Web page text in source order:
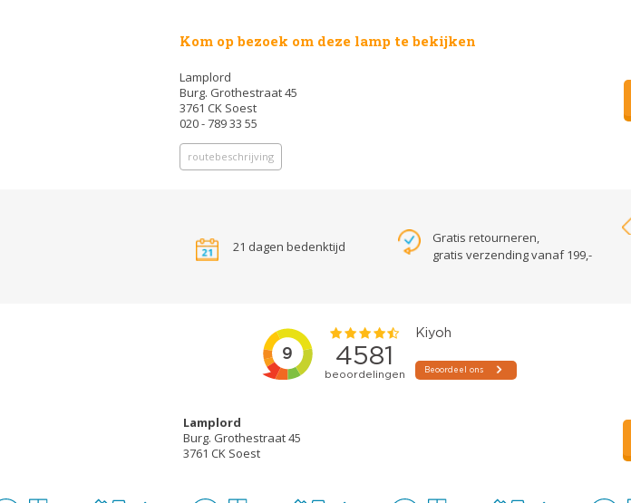
Kom op bezoek om deze lamp te bekijken
Lamplord
Burg. Grothestraat 45
3761 CK Soest
020 - 789 33 55
routebeschrijving
21 dagen bedenktijd
Gratis retourneren,
gratis verzending vanaf 199,-
Lamplord
Burg. Grothestraat 45
3761 CK Soest